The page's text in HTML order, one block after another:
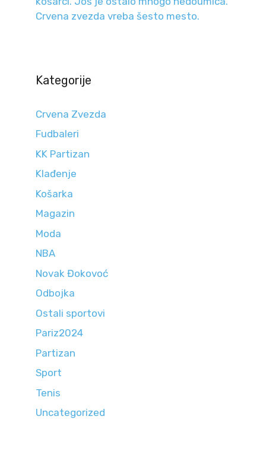
Crvena zvezda vreba šesto mesto.
Kategorije
Crvena Zvezda
Fudbaleri
KK Partizan
Klađenje
Košarka
Magazin
Moda
NBA
Novak Đokovoć
Odbojka
Ostali sportovi
Pariz2024
Partizan
Sport
Tenis
Uncategorized